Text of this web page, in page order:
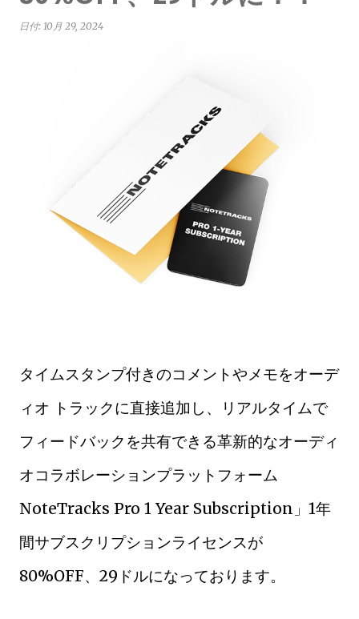
日付: 10月 29, 2024
タイムスタンプ付きのコメントやメモをオーデ
ィオ トラックに直接追加し、リアルタイムで
フィードバックを共有できる革新的なオーディ
オコラボレーションプラットフォーム
NoteTracks Pro 1 Year Subscription」1年
間サブスクリプションライセンスが
80%OFF、29ドルになっております。